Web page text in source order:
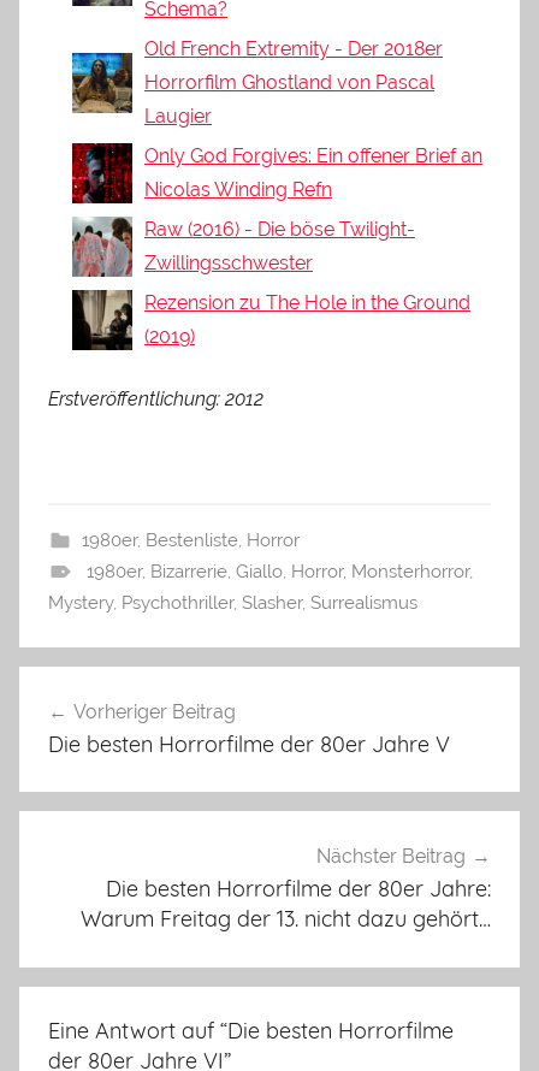
Schema?
Old French Extremity - Der 2018er
Horrorfilm Ghostland von Pascal
Laugier
Only God Forgives: Ein offener Brief an
Nicolas Winding Refn
Raw (2016) - Die böse Twilight-
Zwillingsschwester
Rezension zu The Hole in the Ground
(2019)
Erstveröffentlichung: 2012
1980er, Bestenliste, Horror
1980er, Bizarrerie, Giallo, Horror, Monsterhorror,
Mystery, Psychothriller, Slasher, Surrealismus
Vorheriger Beitrag
Die besten Horrorfilme der 80er Jahre V
Nächster Beitrag
Die besten Horrorfilme der 80er Jahre:
Warum Freitag der 13. nicht dazu gehört…
Eine Antwort auf “Die besten Horrorfilme
der 80er Jahre VI”